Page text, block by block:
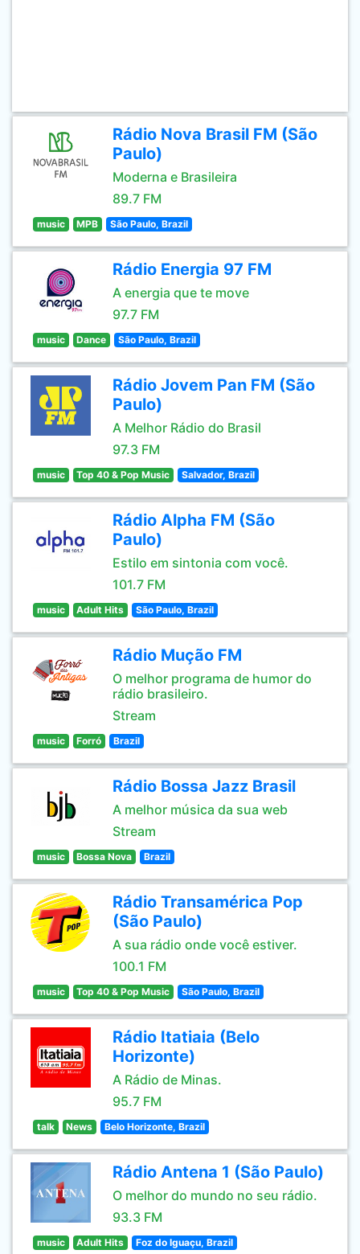
Rádio Nova Brasil FM (São
Paulo)
Moderna e Brasileira
89.7 FM
music MPB São Paulo, Brazil
Rádio Energia 97 FM
A energia que te move
97.7 FM
music Dance São Paulo, Brazil
Rádio Jovem Pan FM (São
Paulo)
A Melhor Rádio do Brasil
97.3 FM
music Top 40 & Pop Music Salvador, Brazil
Rádio Alpha FM (São
Paulo)
Estilo em sintonia com você.
101.7 FM
music Adult Hits São Paulo, Brazil
Rádio Mução FM
O melhor programa de humor do
rádio brasileiro.
Stream
music Forró Brazil
Rádio Bossa Jazz Brasil
A melhor música da sua web
Stream
music Bossa Nova Brazil
Rádio Transamérica Pop
(São Paulo)
A sua rádio onde você estiver.
100.1 FM
music Top 40 & Pop Music São Paulo, Brazil
Rádio Itatiaia (Belo
Horizonte)
A Rádio de Minas.
95.7 FM
talk News Belo Horizonte, Brazil
Rádio Antena 1 (São Paulo)
O melhor do mundo no seu rádio.
93.3 FM
music Adult Hits Foz do Iguaçu, Brazil